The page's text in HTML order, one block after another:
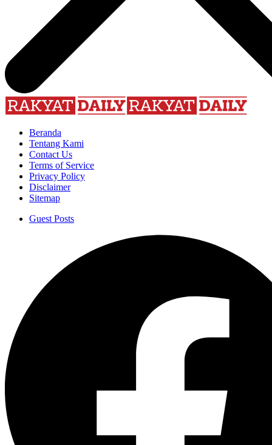
Beranda
Tentang Kami
Contact Us
Terms of Service
Privacy Policy
Disclaimer
Sitemap
Guest Posts